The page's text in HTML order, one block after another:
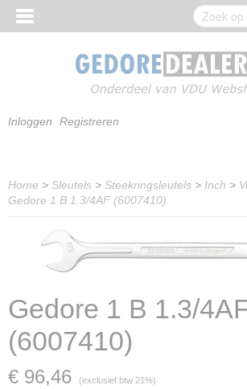
Inloggen Registreren
Home > Sleutels > Steekringsleutels > Inch >
Gedore 1 B 1.3/4AF (6007410)
Gedore 1 B 1.3/
(6007410)
€ 96,46 (exclusief btw 21%)